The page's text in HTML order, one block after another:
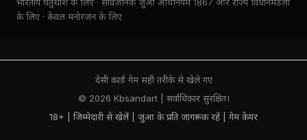
भारतीय चतुर्थांश के लिए · सार्वजनिक जुआ अधिनियम 1867 और राज्य विधानमंडलों
के लिए · केवल मनोरंजन के लिए
देसी कार्ड गेम सही तरीके से खेले गए
© 2026 Kbsandart | सर्वाधिकार सुरक्षित।
18+ | जिम्मेदारी से खेलें | जुआ के प्रति जागरूक रहें| गेम केयर